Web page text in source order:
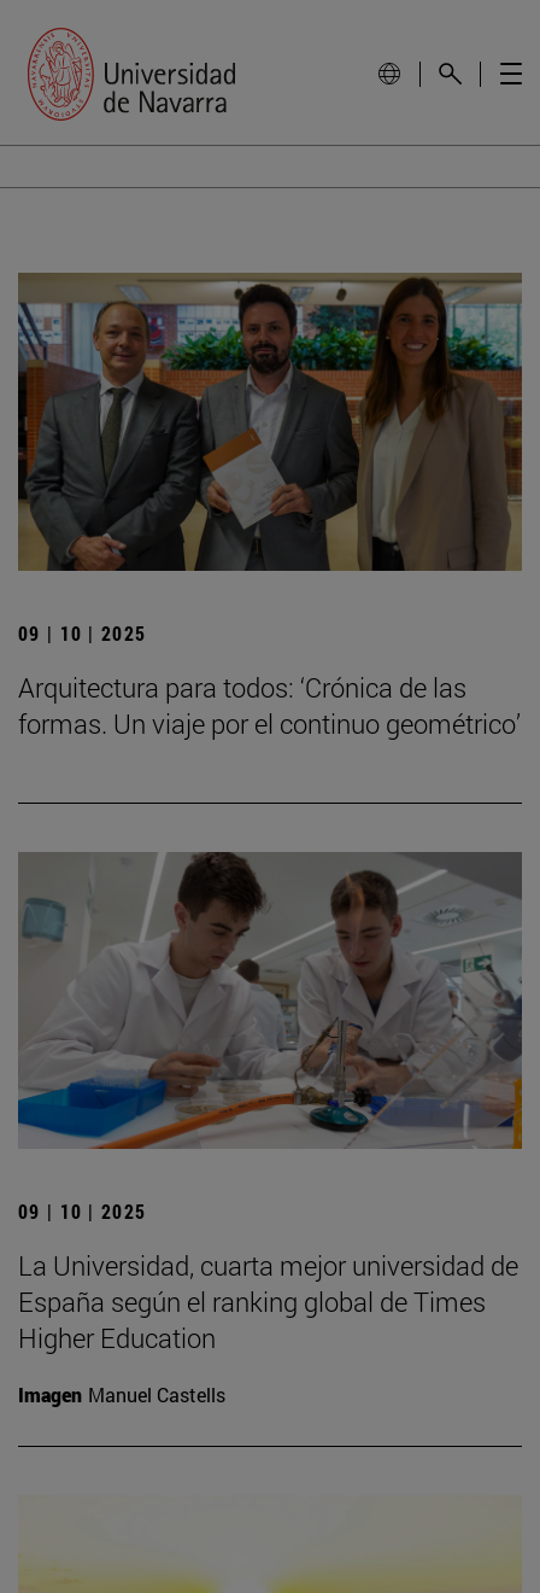
09 | 10 | 2025
Arquitectura para todos: ‘Crónica de las
formas. Un viaje por el continuo geométrico’
09 | 10 | 2025
La Universidad, cuarta mejor universidad de
España según el ranking global de Times
Higher Education
Imagen Manuel Castells